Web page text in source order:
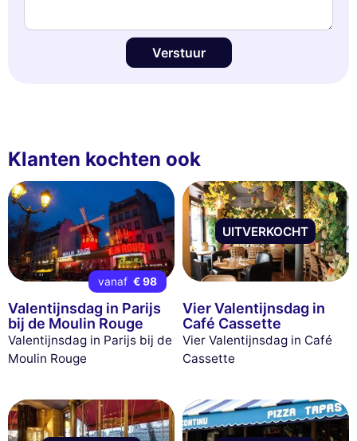
Verstuur
Klanten kochten ook
vanaf € 98
Valentijnsdag in Parijs
bij de Moulin Rouge
Valentijnsdag in Parijs bij de
Moulin Rouge
UITVERKOCHT
Vier Valentijnsdag in
Café Cassette
Vier Valentijnsdag in Café
Cassette